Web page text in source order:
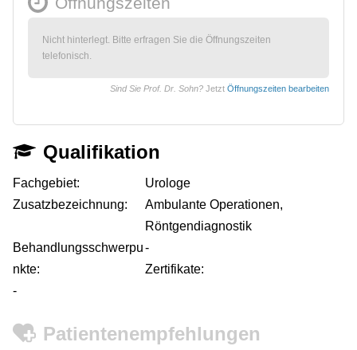
Nicht hinterlegt. Bitte erfragen Sie die Öffnungszeiten
telefonisch.
Sind Sie Prof. Dr. Sohn? Jetzt Öffnungszeiten bearbeiten
Qualifikation
Fachgebiet:
Urologe
Zusatzbezeichnung:
Ambulante Operationen,
Röntgendiagnostik
Behandlungsschwerpu
nkte:
-
Zertifikate:
-
Patientenempfehlungen